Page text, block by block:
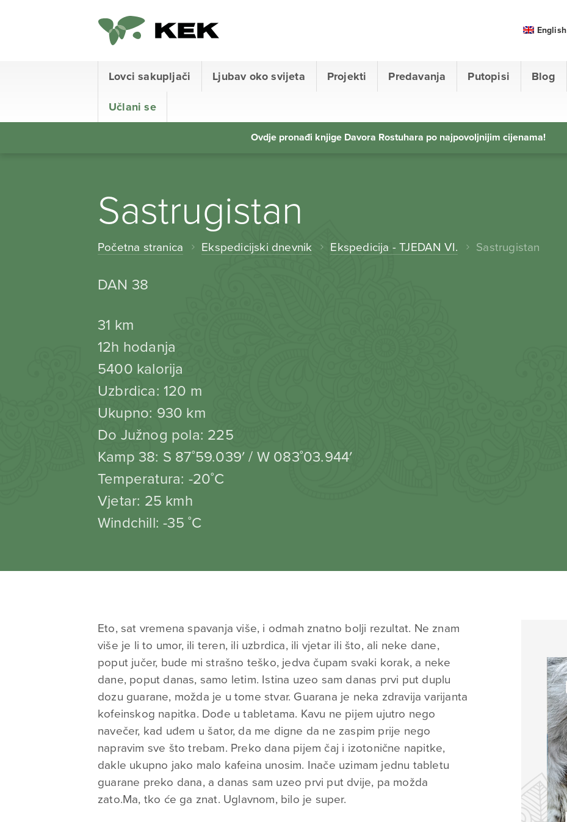
Lovci sakupljači Ljubav oko svijeta Projekti Predavanja Putopisi Blog
Učlani se
English
Ovdje pronađi knjige Davora Rostuhara po najpovoljnijim cijenama!
Sastrugistan
Početna stranica Ekspedicijski dnevnik Ekspedicija - TJEDAN VI. Sastrugistan
DAN 38
31 km
12h hodanja
5400 kalorija
Uzbrdica: 120 m
Ukupno: 930 km
Do Južnog pola: 225
Kamp 38: S 87˚59.039′ / W 083˚03.944′
Temperatura: -20˚C
Vjetar: 25 kmh
Windchill: -35 ˚C
Eto, sat vremena spavanja više, i odmah znatno bolji rezultat. Ne znam
više je li to umor, ili teren, ili uzbrdica, ili vjetar ili što, ali neke dane,
poput jučer, bude mi strašno teško, jedva čupam svaki korak, a neke
dane, poput danas, samo letim. Istina uzeo sam danas prvi put duplu
dozu guarane, možda je u tome stvar. Guarana je neka zdravija varijanta
kofeinskog napitka. Dođe u tabletama. Kavu ne pijem ujutro nego
navečer, kad uđem u šator, da me digne da ne zaspim prije nego
napravim sve što trebam. Preko dana pijem čaj i izotonične napitke,
dakle ukupno jako malo kafeina unosim. Inače uzimam jednu tabletu
guarane preko dana, a danas sam uzeo prvi put dvije, pa možda
zato.Ma, tko će ga znat. Uglavnom, bilo je super.